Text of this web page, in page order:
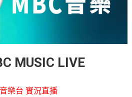
MUSIC LIVE
樂台 實況直播